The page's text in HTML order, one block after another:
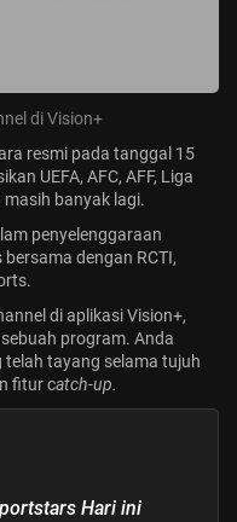
di Vision+
resmi pada tanggal 15
UEFA, AFC, AFF, Liga
masih banyak lagi.
penyelenggaraan
dengan RCTI,
di aplikasi Vision+,
program. Anda
tayang selama tujuh
fitur catch-up.
Hari ini